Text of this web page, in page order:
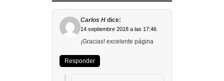
Carlos H dice:
14 septiembre 2018 a las 17:46
¡Gracias! excelente página
Responder